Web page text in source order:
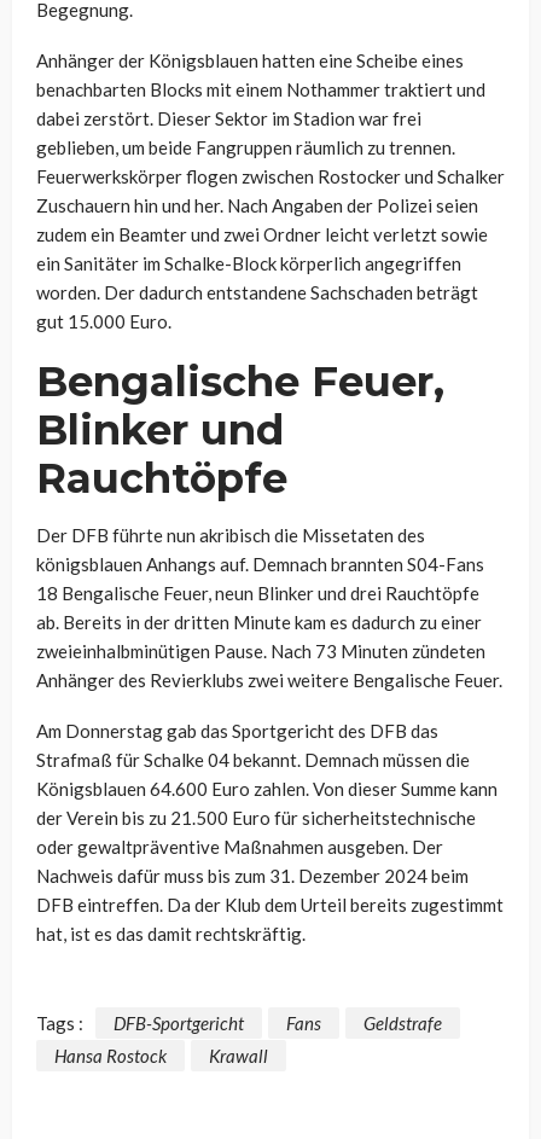
Begegnung.
Anhänger der Königsblauen hatten eine Scheibe eines
benachbarten Blocks mit einem Nothammer traktiert und
dabei zerstört. Dieser Sektor im Stadion war frei
geblieben, um beide Fangruppen räumlich zu trennen.
Feuerwerkskörper flogen zwischen Rostocker und Schalker
Zuschauern hin und her. Nach Angaben der Polizei seien
zudem ein Beamter und zwei Ordner leicht verletzt sowie
ein Sanitäter im Schalke-Block körperlich angegriffen
worden. Der dadurch entstandene Sachschaden beträgt
gut 15.000 Euro.
Bengalische Feuer,
Blinker und
Rauchtöpfe
Der DFB führte nun akribisch die Missetaten des
königsblauen Anhangs auf. Demnach brannten S04-Fans
18 Bengalische Feuer, neun Blinker und drei Rauchtöpfe
ab. Bereits in der dritten Minute kam es dadurch zu einer
zweieinhalbminütigen Pause. Nach 73 Minuten zündeten
Anhänger des Revierklubs zwei weitere Bengalische Feuer.
Am Donnerstag gab das Sportgericht des DFB das
Strafmaß für Schalke 04 bekannt. Demnach müssen die
Königsblauen 64.600 Euro zahlen. Von dieser Summe kann
der Verein bis zu 21.500 Euro für sicherheitstechnische
oder gewaltpräventive Maßnahmen ausgeben. Der
Nachweis dafür muss bis zum 31. Dezember 2024 beim
DFB eintreffen. Da der Klub dem Urteil bereits zugestimmt
hat, ist es das damit rechtskräftig.
Tags : DFB-Sportgericht Fans
Geldstrafe
Hansa Rostock
Krawall